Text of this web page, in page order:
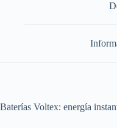
Baterías Voltex: energía